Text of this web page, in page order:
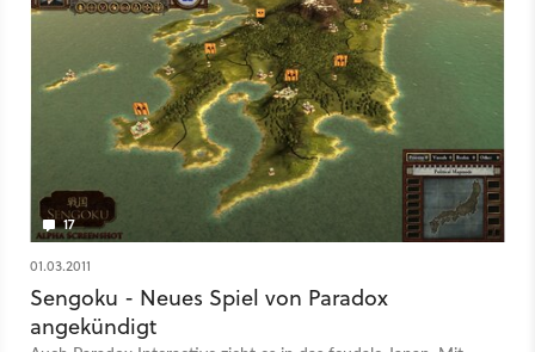
17
01.03.2011
Sengoku - Neues Spiel von Paradox
angekündigt